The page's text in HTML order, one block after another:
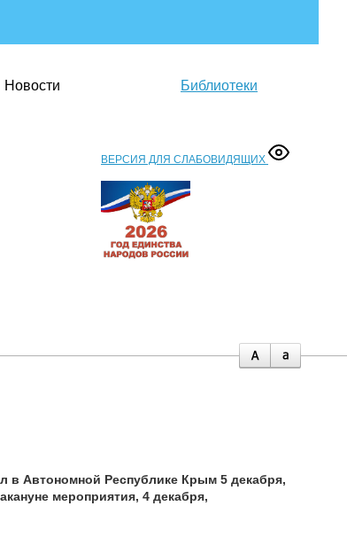
Новости Библиотеки
ВЕРСИЯ ДЛЯ СЛАБОВИДЯЩИХ
в Автономной Республике Крым 5 декабря,
мероприятия, 4 декабря,